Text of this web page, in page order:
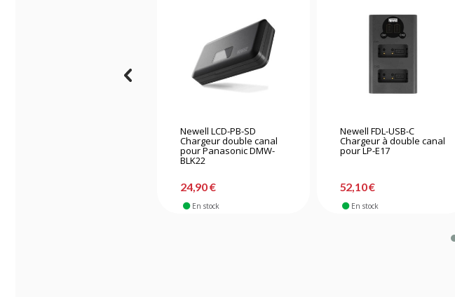
Newell LCD-PB-SD
Chargeur double canal
pour Panasonic DMW-
BLK22
24,90 €
En stock
Newell FDL-USB-C
Chargeur à double canal
pour LP-E17
52,10 €
En stock